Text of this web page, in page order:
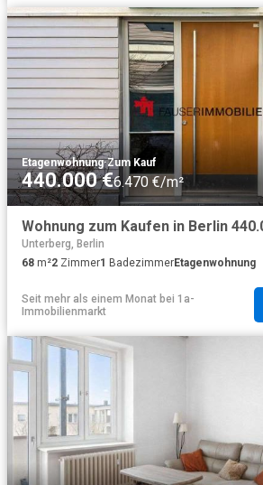
Etagenwohnung·Zum Kauf
440.000 €6.470 €/m²
Unterberg, Berlin
68 m²2 Zimmer1 BadezimmerEtagenwohnung
Seit mehr als einem Monat bei 1a-
Immobilienmarkt